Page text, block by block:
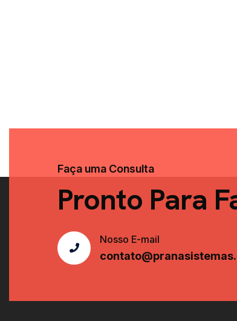
Faça uma Consulta
Pronto Para
Nosso E-mail